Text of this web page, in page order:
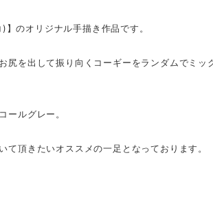
のオリジナル手描き作品です。
尻を出して振り向くコーギーをランダムでミッ
ールグレー。
頂きたいオススメの一足となっております。